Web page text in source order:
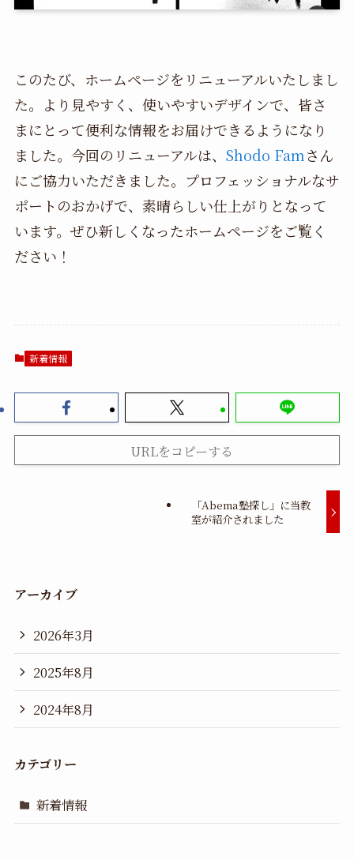
このたび、ホームページをリニューアルいたしまし
た。より見やすく、使いやすいデザインで、皆さ
まにとって便利な情報をお届けできるようになり
ました。今回のリニューアルは、 Shodo Famさん
にご協力いただきました。プロフェッショナルなサ
ポートのおかげで、素晴らしい仕上がりとなって
います。ぜひ新しくなったホームページをご覧く
ださい！
新着情報
URLをコピーする
「Abema塾探し」に当教
室が紹介されました
アーカイブ
2026年3月
2025年8月
2024年8月
カテゴリー
新着情報